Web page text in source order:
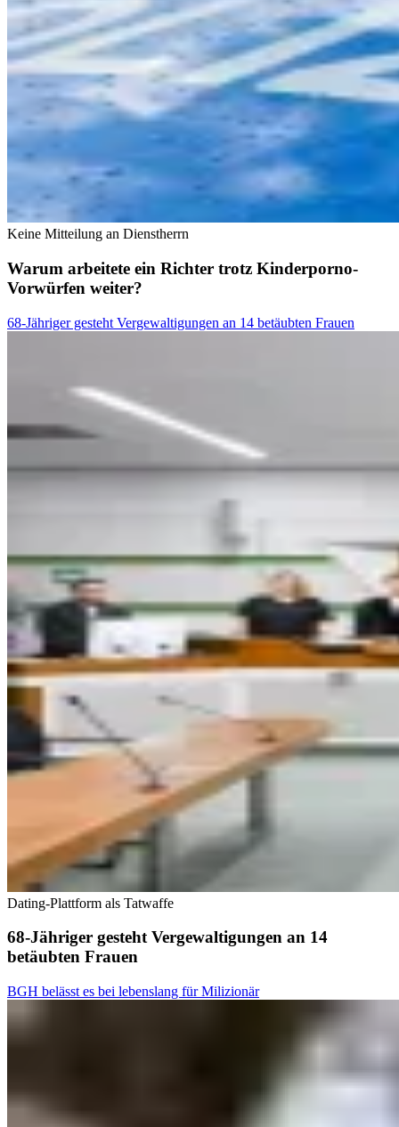
Keine Mitteilung an Dienstherrn
Warum arbeitete ein Richter trotz Kinderporno-
Vorwürfen weiter?
68-Jähriger gesteht Vergewaltigungen an 14 betäubten Frauen
Dating-Plattform als Tatwaffe
68-Jähriger gesteht Vergewaltigungen an 14
betäubten Frauen
BGH belässt es bei lebenslang für Milizionär